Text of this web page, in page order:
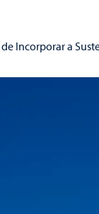
Incorporar a